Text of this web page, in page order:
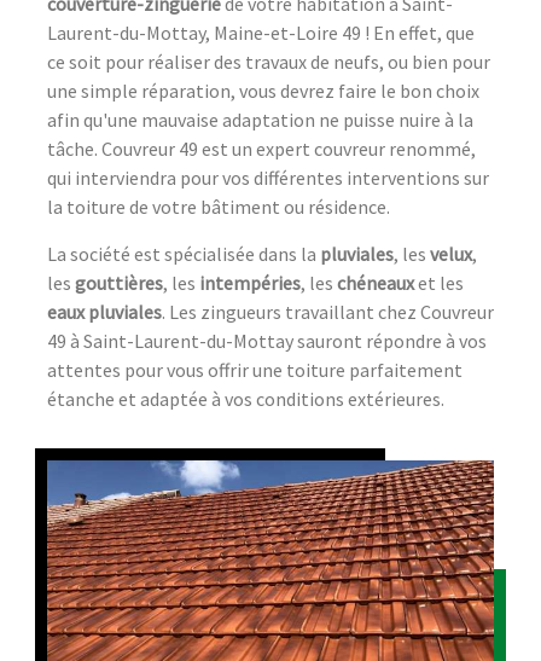
Laurent-du-Mottay, Maine-et-Loire 49 ! En effet, que
ce soit pour réaliser des travaux de neufs, ou bien pour
une simple réparation, vous devrez faire le bon choix
afin qu'une mauvaise adaptation ne puisse nuire à la
tâche. Couvreur 49 est un expert couvreur renommé,
qui interviendra pour vos différentes interventions sur
la toiture de votre bâtiment ou résidence.
La société est spécialisée dans la pluviales, les velux,
les gouttières, les intempéries, les chéneauxet les
eaux pluviales. Les zingueurs travaillant chez Couvreur
49 à Saint-Laurent-du-Mottay sauront répondre à vos
attentes pour vous offrir une toiture parfaitement
étanche et adaptée à vos conditions extérieures.